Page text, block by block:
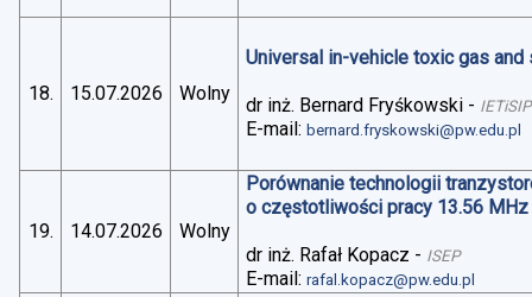
18. 15.07.2026 Wolny
Universal in-vehicle toxic gas
dr inż. Bernard Fryśkowski - IETiSIP
E-mail:bernard.fryskowski@pw.edu.pl
19. 14.07.2026 Wolny
Porównanie technologii
o częstotliwości pracy 13.56 MHz
dr inż. Rafał Kopacz - ISEP
E-mail:rafal.kopacz@pw.edu.pl